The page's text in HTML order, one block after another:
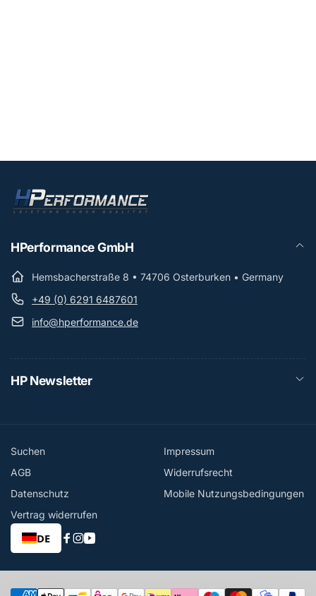
HPerformance GmbH
Hemsbacherstraße 8 • 74706 Osterburken • Germany
+49 (0) 6291 6487601
info@hperformance.de
HP Newsletter
Suchen
Impressum
AGB
Widerrufsrecht
Datenschutz
Mobile Nutzungsbedingungen
Vertrag widerrufen
DE
Facebook
Instagram
YouTube